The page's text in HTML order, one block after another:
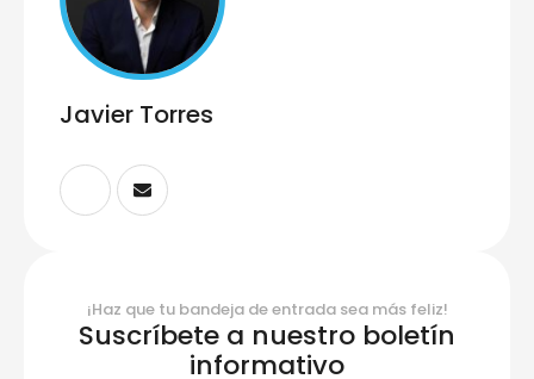
Javier Torres
¡Haz que tu bandeja de entrada sea más feliz!
Suscríbete a nuestro boletín
informativo